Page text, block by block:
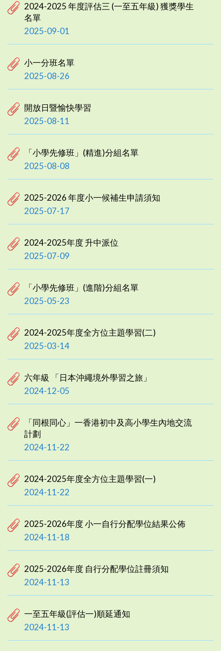
2024-2025 年度評估三 (一至五年級) 獲獎學生
名單
2025-09-01
小一分班名單
2025-08-26
開放日暨愉快學習
2025-08-11
「小學先修班」(精進)分組名單
2025-08-08
2025-2026 年度小一候補生申請須知
2025-07-17
2024-2025年度 升中派位
2025-07-09
「小學先修班」(進階)分組名單
2025-05-23
2024-2025年度全方位主題學習(二)
2025-03-14
六年級 「日本沖繩境外學習之旅」
2024-12-05
「同根同心」一香港初中及高小學生內地交流
計劃
2024-11-22
2024-2025年度全方位主題學習(一)
2024-11-22
2025-2026年度 小一自行分配學位結果公佈
2024-11-18
2025-2026年度 自行分配學位註冊須知
2024-11-13
一至五年級(評估一)順延通知
2024-11-13